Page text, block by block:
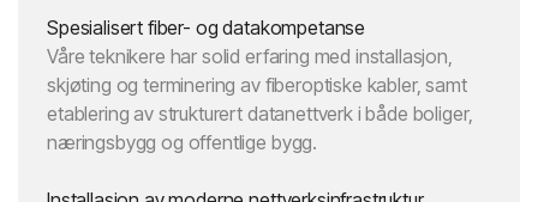
Spesialisert fiber- og datakompetanse
Våre teknikere har solid erfaring med installasjon,
skjøting og terminering av fiberoptiske kabler, samt
etablering av strukturert datanettverk i både boliger,
næringsbygg og offentlige bygg.